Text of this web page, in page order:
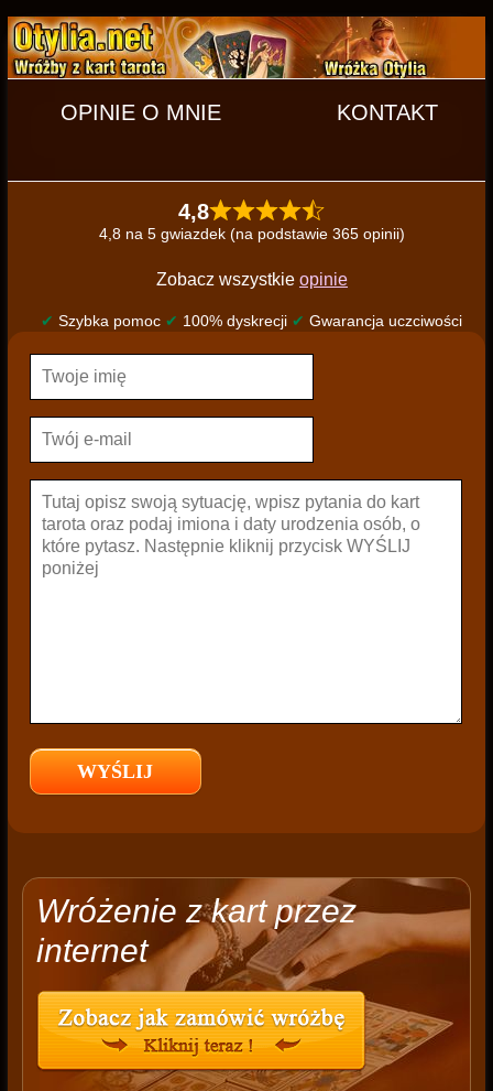
OPINIE O MNIE KONTAKT
4,8
4,8 na 5 gwiazdek (na podstawie 365 opinii)
Zobacz wszystkie opinie
✔ Szybka pomoc ✔ 100% dyskrecji ✔ Gwarancja uczciwości
Wróżenie z kart przez
internet